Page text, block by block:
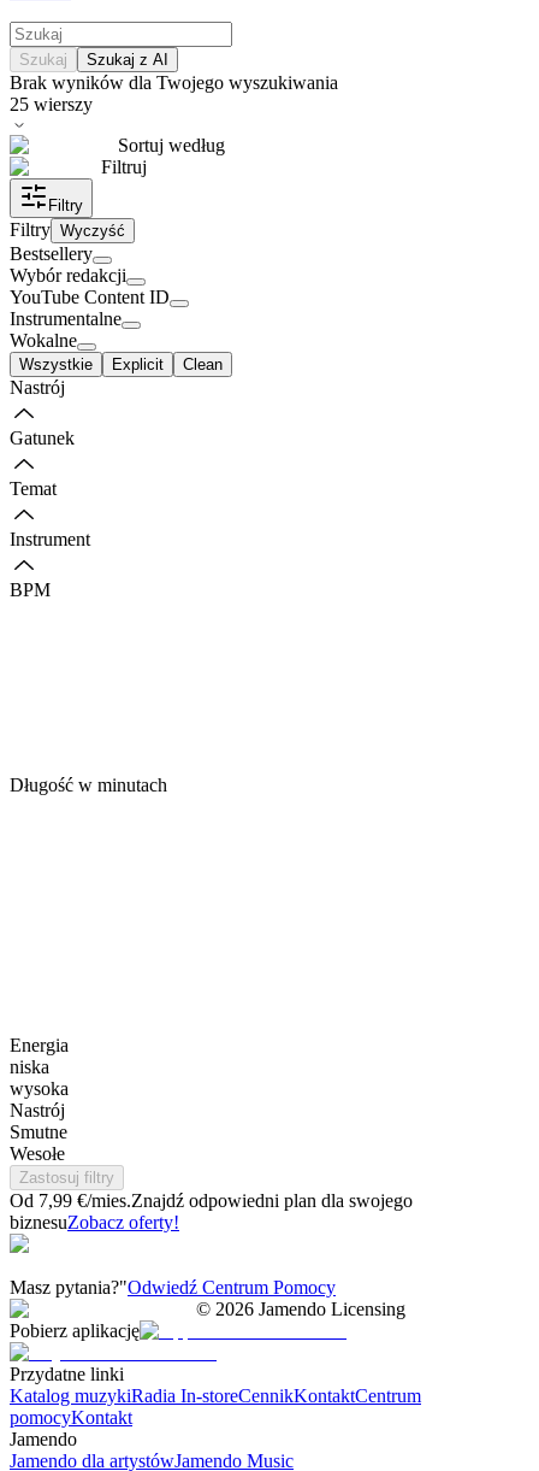
Szukaj Szukaj z AI
Brak wyników dla Twojego wyszukiwania
25 wierszy
Sortuj według
Filtruj
Filtry
Filtry Wyczyść
Bestsellery
Wybór redakcji
YouTube Content ID
Instrumentalne
Wokalne
Wszystkie Explicit Clean
Nastrój
Gatunek
Temat
Instrument
BPM
Długość w minutach
Energia
niska
wysoka
Nastrój
Smutne
Wesołe
Zastosuj filtry
Od 7,99 €/mies.Znajdź odpowiedni plan dla swojego
biznesuZobacz oferty!
Masz pytania?"Odwiedź Centrum Pomocy
© 2026 Jamendo Licensing
Pobierz aplikację
Przydatne linki
Katalog muzykiRadia In-storeCennikKontaktCentrum
pomocyKontakt
Jamendo
Jamendo dla artystówJamendo Music